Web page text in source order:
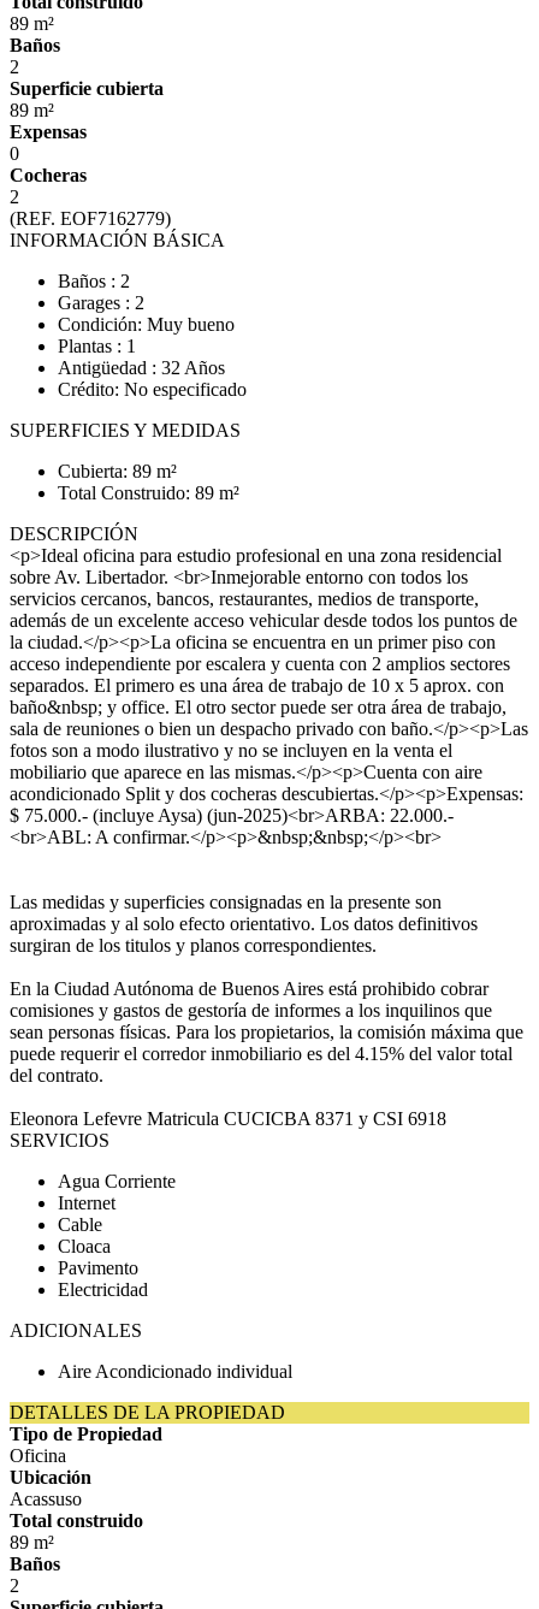
89 m²
Baños
2
Superficie cubierta
89 m²
Expensas
0
Cocheras
2
(REF. EOF7162779)
INFORMACIÓN BÁSICA
Baños : 2
Garages : 2
Condición: Muy bueno
Plantas : 1
Antigüedad : 32 Años
Crédito: No especificado
SUPERFICIES Y MEDIDAS
Cubierta: 89 m²
Total Construido: 89 m²
DESCRIPCIÓN
<p>Ideal oficina para estudio profesional en una zona residencial
sobre Av. Libertador. <br>Inmejorable entorno con todos los
servicios cercanos, bancos, restaurantes, medios de transporte,
además de un excelente acceso vehicular desde todos los puntos de
la ciudad.</p><p>La oficina se encuentra en un primer piso con
acceso independiente por escalera y cuenta con 2 amplios sectores
separados. El primero es una área de trabajo de 10 x 5 aprox. con
baño&nbsp; y office. El otro sector puede ser otra área de trabajo,
sala de reuniones o bien un despacho privado con baño.</p><p>Las
fotos son a modo ilustrativo y no se incluyen en la venta el
mobiliario que aparece en las mismas.</p><p>Cuenta con aire
acondicionado Split y dos cocheras descubiertas.</p><p>Expensas:
$ 75.000.- (incluye Aysa) (jun-2025)<br>ARBA: 22.000.-
<br>ABL: A confirmar.</p><p>&nbsp;&nbsp;</p><br>
Las medidas y superficies consignadas en la presente son
aproximadas y al solo efecto orientativo. Los datos definitivos
surgiran de los titulos y planos correspondientes.
En la Ciudad Autónoma de Buenos Aires está prohibido cobrar
comisiones y gastos de gestoría de informes a los inquilinos que
sean personas físicas. Para los propietarios, la comisión máxima que
puede requerir el corredor inmobiliario es del 4.15% del valor total
del contrato.
Eleonora Lefevre Matricula CUCICBA 8371 y CSI 6918
SERVICIOS
Agua Corriente
Internet
Cable
Cloaca
Pavimento
Electricidad
ADICIONALES
Aire Acondicionado individual
DETALLES DE LA PROPIEDAD
Tipo de Propiedad
Oficina
Ubicación
Acassuso
Total construido
89 m²
Baños
2